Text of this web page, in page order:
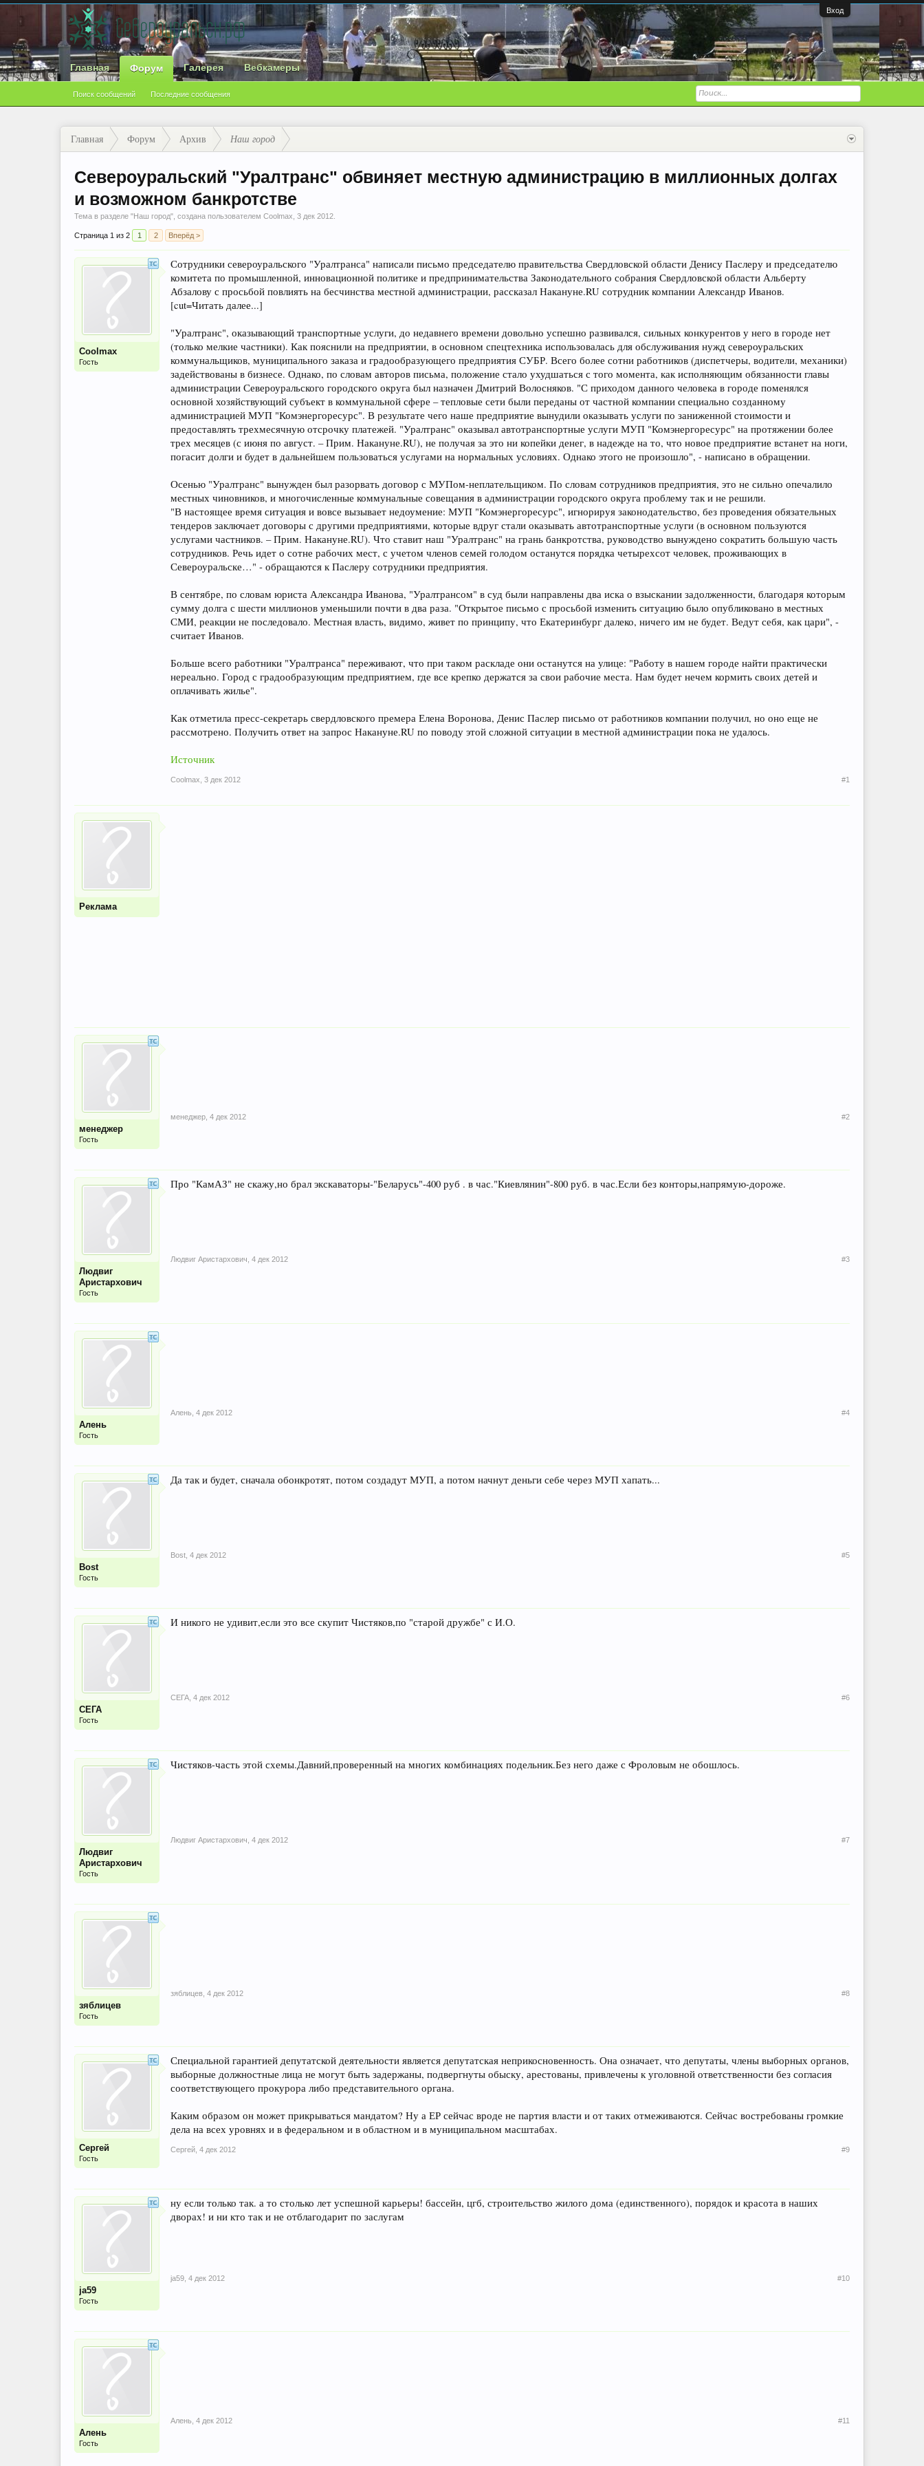
Вход
Главная Форум
Поиск сообщений Последние сообщения
Галерея Вебкамеры
Главная Форум Архив Наш город
Североуральский "Уралтранс" обвиняет местную администрацию в миллионных долгах
и возможном банкротстве
Тема в разделе "Наш город", создана пользователем Coolmax 3 дек 2012
Страница 1 из 2 1 2 Вперёд >
Coolmax
Гость
Сотрудники североуральского "Уралтранса" написали письмо председателю правительства Свердловской области Денису Паслеру и председателю
комитета по промышленной, инновационной политике и предпринимательства Законодательного собрания Свердловской области Альберту
Абзалову с просьбой повлиять на бесчинства местной администрации, рассказал Накануне.RU сотрудник компании Александр Иванов.
[cut=Читать далее...]
"Уралтранс", оказывающий транспортные услуги, до недавнего времени довольно успешно развивался, сильных конкурентов у него в городе нет
(только мелкие частники). Как пояснили на предприятии, в основном спецтехника использовалась для обслуживания нужд североуральских
коммунальщиков, муниципального заказа и градообразующего предприятия СУБР. Всего более сотни работников (диспетчеры, водители, механики)
задействованы в бизнесе. Однако, по словам авторов письма, положение стало ухудшаться с того момента, как исполняющим обязанности главы
администрации Североуральского городского округа был назначен Дмитрий Волосняков. "С приходом данного человека в городе поменялся
основной хозяйствующий субъект в коммунальной сфере – тепловые сети были переданы от частной компании специально созданному
администрацией МУП "Комэнергоресурс". В результате чего наше предприятие вынудили оказывать услуги по заниженной стоимости и
предоставлять трехмесячную отсрочку платежей. "Уралтранс" оказывал автотранспортные услуги МУП "Комэнергоресурс" на протяжении более
трех месяцев (с июня по август. – Прим. Накануне.RU), не получая за это ни копейки денег, в надежде на то, что новое предприятие встанет на ноги,
погасит долги и будет в дальнейшем пользоваться услугами на нормальных условиях. Однако этого не произошло", - написано в обращении.
Осенью "Уралтранс" вынужден был разорвать договор с МУПом-неплательщиком. По словам сотрудников предприятия, это не сильно опечалило
местных чиновников, и многочисленные коммунальные совещания в администрации городского округа проблему так и не решили.
"В настоящее время ситуация и вовсе вызывает недоумение: МУП "Комэнергоресурс", игнорируя законодательство, без проведения обязательных
тендеров заключает договоры с другими предприятиями, которые вдруг стали оказывать автотранспортные услуги (в основном пользуются
услугами частников. – Прим. Накануне.RU). Что ставит наш "Уралтранс" на грань банкротства, руководство вынуждено сократить большую часть
сотрудников. Речь идет о сотне рабочих мест, с учетом членов семей голодом останутся порядка четырехсот человек, проживающих в
Североуральске…" - обращаются к Паслеру сотрудники предприятия.
В сентябре, по словам юриста Александра Иванова, "Уралтрансом" в суд были направлены два иска о взыскании задолженности, благодаря которым
сумму долга с шести миллионов уменьшили почти в два раза. "Открытое письмо с просьбой изменить ситуацию было опубликовано в местных
СМИ, реакции не последовало. Местная власть, видимо, живет по принципу, что Екатеринбург далеко, ничего им не будет. Ведут себя, как цари", -
считает Иванов.
Больше всего работники "Уралтранса" переживают, что при таком раскладе они останутся на улице: "Работу в нашем городе найти практически
нереально. Город с градообразующим предприятием, где все крепко держатся за свои рабочие места. Нам будет нечем кормить своих детей и
оплачивать жилье".
Как отметила пресс-секретарь свердловского премера Елена Воронова, Денис Паслер письмо от работников компании получил, но оно еще не
рассмотрено. Получить ответ на запрос Накануне.RU по поводу этой сложной ситуации в местной администрации пока не удалось.
Источник
Coolmax 3 дек 2012 #1
Реклама
менеджер
Гость
менеджер 4 дек 2012 #2
Людвиг
Аристархович
Гость
Про "КамАЗ" не скажу,но брал экскаваторы-"Беларусь"-400 руб . в час."Киевлянин"-800 руб. в час.Если без конторы,напрямую-дороже.
Людвиг Аристархович 4 дек 2012 #3
Алень
Гость
Алень 4 дек 2012 #4
Bost
Гость
Да так и будет, сначала обонкротят, потом создадут МУП, а потом начнут деньги себе через МУП хапать...
Bost 4 дек 2012 #5
СЕГА
Гость
И никого не удивит,если это все скупит Чистяков,по "старой дружбе" с И.О.
СЕГА 4 дек 2012 #6
Людвиг
Аристархович
Гость
Чистяков-часть этой схемы.Давний,проверенный на многих комбинациях подельник.Без него даже с Фроловым не обошлось.
Людвиг Аристархович 4 дек 2012 #7
зяблицев
Гость
зяблицев 4 дек 2012 #8
Сергей
Гость
Специальной гарантией депутатской деятельности является депутатская неприкосновенность. Она означает, что депутаты, члены выборных органов,
выборные должностные лица не могут быть задержаны, подвергнуты обыску, арестованы, привлечены к уголовной ответственности без согласия
соответствующего прокурора либо представительного органа.
Каким образом он может прикрываться мандатом? Ну а ЕР сейчас вроде не партия власти и от таких отмеживаются. Сейчас востребованы громкие
дела на всех уровнях и в федеральном и в областном и в муниципальном масштабах.
Сергей 4 дек 2012 #9
ja59
Гость
ну если только так. а то столько лет успешной карьеры! бассейн, цгб, строительство жилого дома (единственного), порядок и красота в наших
дворах! и ни кто так и не отблагодарит по заслугам
ja59 4 дек 2012 #10
Алень
Гость
Алень 4 дек 2012 #11